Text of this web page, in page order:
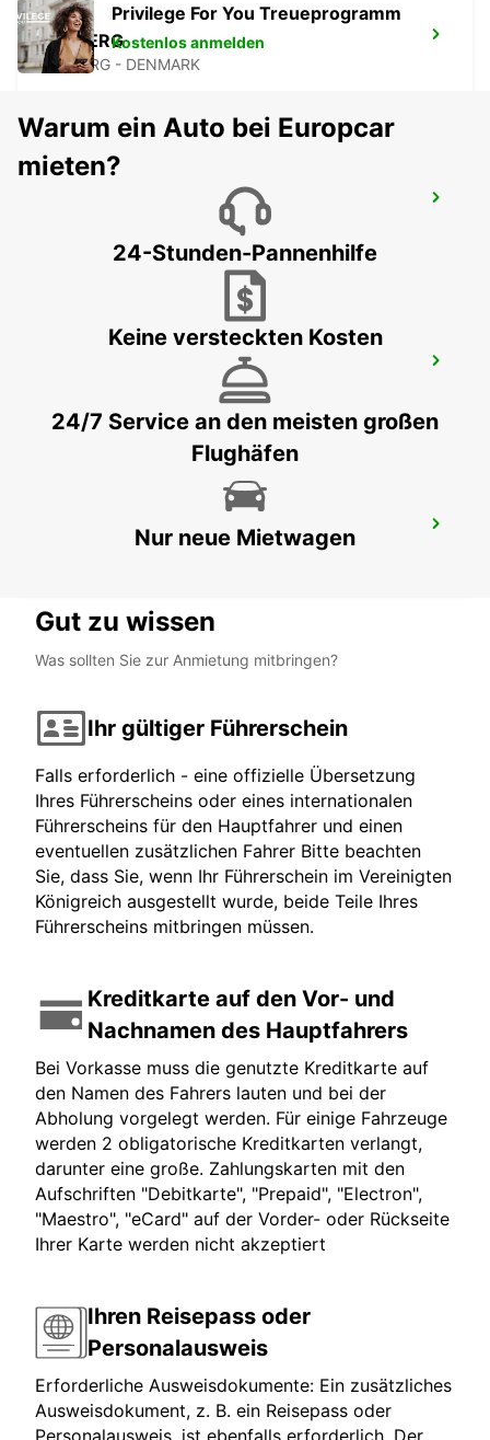
ESBJERG
ESBJERG - DENMARK
SOENDERBORG - DENMARK
FLUGHAFEN SØNDERBORG
SONDERBORG - DENMARK
SILKEBORG
Privilege For You Treueprogramm
Kostenlos anmelden
Warum ein Auto bei Europcar
mieten?
24-Stunden-Pannenhilfe
Keine versteckten Kosten
24/7 Service an den meisten großen
Flughäfen
Nur neue Mietwagen
Gut zu wissen
Was sollten Sie zur Anmietung mitbringen?
Ihr gültiger Führerschein
Falls erforderlich - eine offizielle Übersetzung
Ihres Führerscheins oder eines internationalen
Führerscheins für den Hauptfahrer und einen
eventuellen zusätzlichen Fahrer Bitte beachten
Sie, dass Sie, wenn Ihr Führerschein im Vereinigten
Königreich ausgestellt wurde, beide Teile Ihres
Führerscheins mitbringen müssen.
Kreditkarte auf den Vor- und
Nachnamen des Hauptfahrers
Bei Vorkasse muss die genutzte Kreditkarte auf
den Namen des Fahrers lauten und bei der
Abholung vorgelegt werden. Für einige Fahrzeuge
werden 2 obligatorische Kreditkarten verlangt,
darunter eine große. Zahlungskarten mit den
Aufschriften "Debitkarte", "Prepaid", "Electron",
"Maestro", "eCard" auf der Vorder- oder Rückseite
Ihrer Karte werden nicht akzeptiert
Ihren Reisepass oder
Personalausweis
Erforderliche Ausweisdokumente: Ein zusätzliches
Ausweisdokument, z. B. ein Reisepass oder